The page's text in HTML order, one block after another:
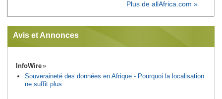
Plus de allAfrica.com »
Avis et Annonces
InfoWire
Souveraineté des données en Afrique - Pourquoi la localisation
ne suffit plus